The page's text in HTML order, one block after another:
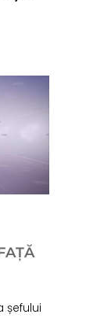
șefului